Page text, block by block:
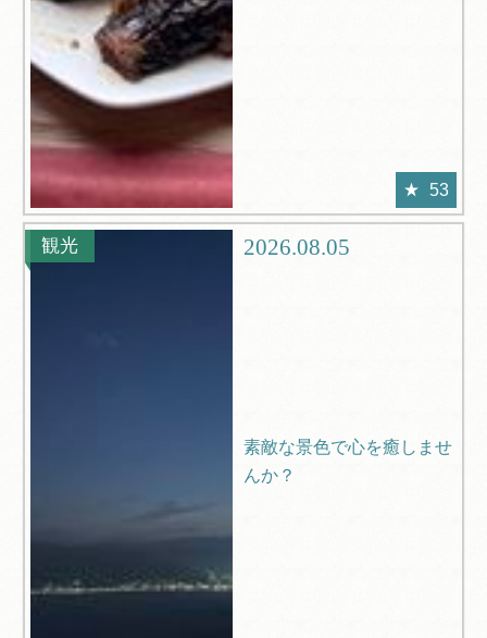
53
観光 2026.08.05
素敵な景色で心を癒しませ
んか？